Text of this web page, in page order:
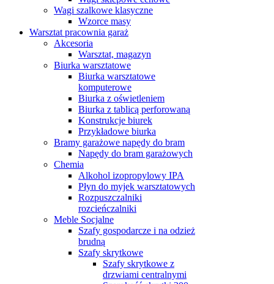
Wagi szalkowe klasyczne
Wzorce masy
Warsztat pracownia garaż
Akcesoria
Warsztat, magazyn
Biurka warsztatowe
Biurka warsztatowe
komputerowe
Biurka z oświetleniem
Biurka z tablicą perforowaną
Konstrukcje biurek
Przykładowe biurka
Bramy garażowe napędy do bram
Napędy do bram garażowych
Chemia
Alkohol izopropylowy IPA
Płyn do myjek warsztatowych
Rozpuszczalniki
rozcieńczalniki
Meble Socjalne
Szafy gospodarcze i na odzież
brudną
Szafy skrytkowe
Szafy skrytkowe z
drzwiami centralnymi